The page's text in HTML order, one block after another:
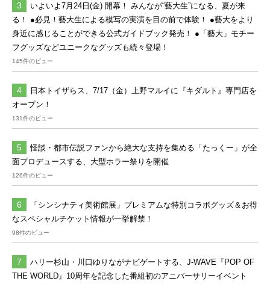
いよいよ7月24日(金) 開幕！ みんなが“藝大生”になる、夏が来
る！ ●必見！藝大生による模写の実演を目の前で体験！ ●藝大をより
身近に感じることができる公式ガイドブック発売！ ●「藝大」モチー
フグッズなどユニークなグッズも続々登場！
145件のビュー
日本トイザらス、7/17（金）上野マルイに『キダルト』専門店を
オープン！
131件のビュー
怪談・都市伝説ファンから絶大な支持を集める「たっくー」が全
面プロデュースする、大型ホラー祭りを開催
126件のビュー
「シンシナティ美術館展」プレミアムな特別コラボグッズ＆お得
なスペシャルチケット情報が一挙解禁！
98件のビュー
ハリー杉山・川口ゆりながナビゲートする、J-WAVE『POP OF
THE WORLD』10周年を記念した番組初のアニバーサリーイベント